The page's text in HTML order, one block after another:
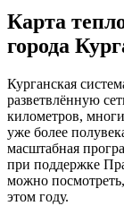
Карта
города
Курганская
разветвлённую
километров,
уже более
масштабная
при поддержке
можно
этом году.